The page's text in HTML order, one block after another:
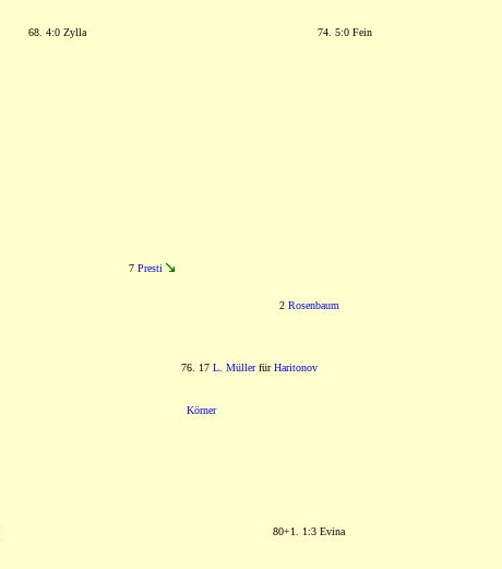
68. 4:0 Zylla 74. 5:0 Fein
7 Presti
2 Rosenbaum
76. 17 L. MüllerfürHaritonov
Körner
80+1. 1:3 Evina